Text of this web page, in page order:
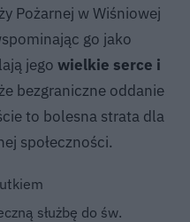
Pożarnej w Wiśniowej
go jako
jego wielkie serce i
bezgraniczne oddanie
to bolesna strata dla
społeczności.
służbę do św.